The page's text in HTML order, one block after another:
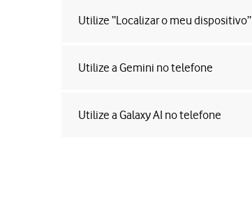
Utilize “Localizar o meu dispositivo”
Utilize a Gemini no telefone
Utilize a Galaxy AI no telefone